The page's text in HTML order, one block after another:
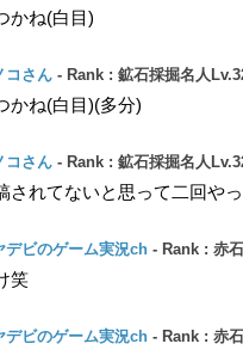
かね(白目)
コさん - Rank : 鉱石採掘名人
かね(白目)(多分)
コさん - Rank : 鉱石採掘名人
されてないと思って二回や
デビのゲーム実況ch - Rank : 赤
笑
デビのゲーム実況ch - Rank : 赤